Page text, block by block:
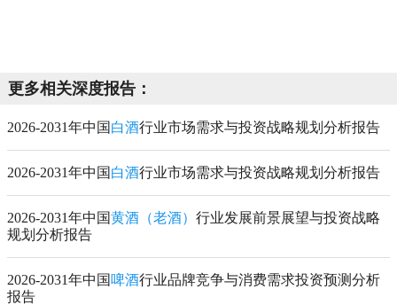
更多相关深度报告：
2026-2031年中国 白酒行业市场需求与投资战略规划分析报告
2026-2031年中国 白酒行业市场需求与投资战略规划分析报告
2026-2031年中国黄酒（老酒） 行业发展前景展望与投资战略
规划分析报告
2026-2031年中国 啤酒行业品牌竞争与消费需求投资预测分析
报告